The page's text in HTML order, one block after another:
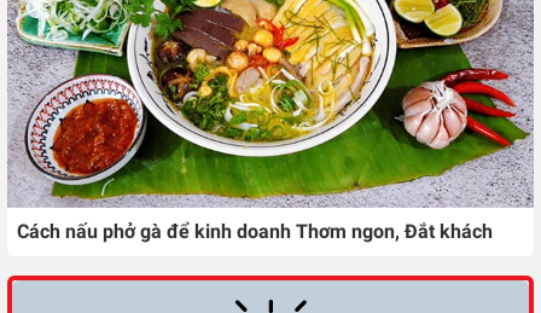
Cách nấu phở gà để kinh doanh Thơm ngon, Đắt khách